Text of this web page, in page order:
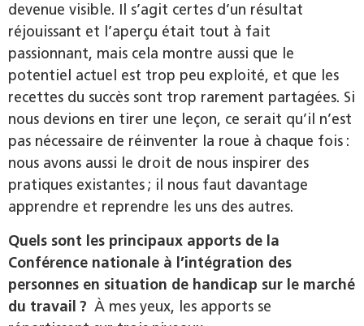
devenue visible. Il s’agit certes d’un résultat
réjouissant et l’aperçu était tout à fait
passionnant, mais cela montre aussi que le
potentiel actuel est trop peu exploité, et que les
recettes du succès sont trop rarement partagées. Si
nous devions en tirer une leçon, ce serait qu’il n’est
pas nécessaire de réinventer la roue à chaque fois :
nous avons aussi le droit de nous inspirer des
pratiques existantes ; il nous faut davantage
apprendre et reprendre les uns des autres.
Quels sont les principaux apports de la
Conférence nationale à l’intégration des
personnes en situation de handicap sur le marché
du travail ? À mes yeux, les apports se